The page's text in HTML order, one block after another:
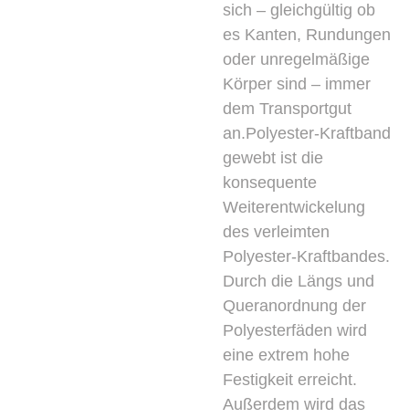
sich – gleichgültig ob
es Kanten, Rundungen
oder unregelmäßige
Körper sind – immer
dem Transportgut
an.Polyester-Kraftband
gewebt ist die
konsequente
Weiterentwickelung
des verleimten
Polyester-Kraftbandes.
Durch die Längs und
Queranordnung der
Polyesterfäden wird
eine extrem hohe
Festigkeit erreicht.
Außerdem wird das